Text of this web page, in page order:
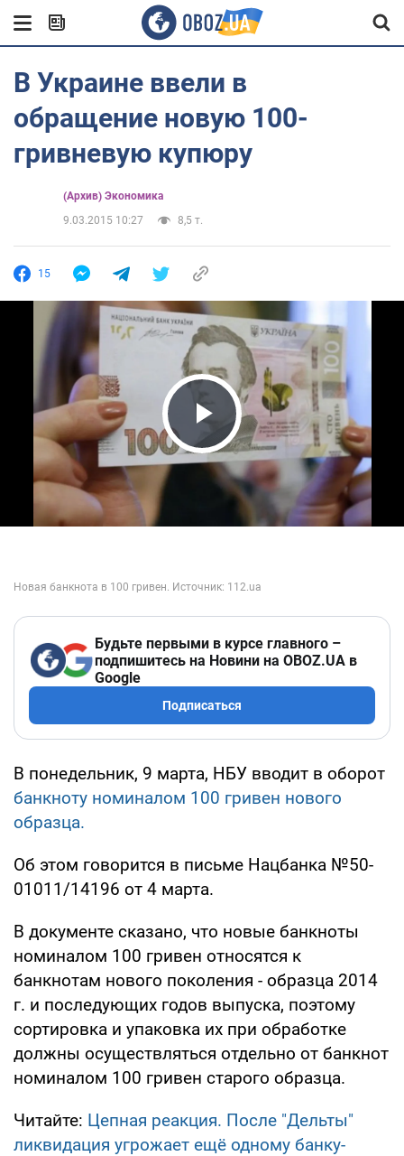
В Украине ввели в
обращение новую 100-
гривневую купюру
(Архив) Экономика
9.03.2015 10:27
8,5 т.
15
Play Video
Будьте первыми в курсе главного –
подпишитесь на Новини на OBOZ.UA в
Google
Подписаться
В понедельник, 9 марта, НБУ вводит в оборот
банкноту номиналом 100 гривен нового
образца.
Об этом говорится в письме Нацбанка №50-
01011/14196 от 4 марта.
В документе сказано, что новые банкноты
номиналом 100 гривен относятся к
банкнотам нового поколения - образца 2014
г. и последующих годов выпуска, поэтому
сортировка и упаковка их при обработке
должны осуществляться отдельно от банкнот
номиналом 100 гривен старого образца.
Читайте: Цепная реакция. После "Дельты"
ликвидация угрожает ещё одному банку-